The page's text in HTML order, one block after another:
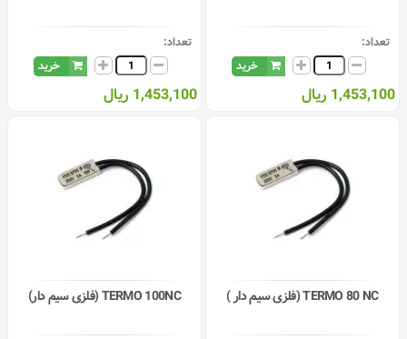
تعداد:
خرید
1,453,100 ریال
تعداد:
خرید
1,453,100 ریال
TERMO 80 NC (فلزی سیم دار ) TERMO 100NC (فلزی سیم دار)